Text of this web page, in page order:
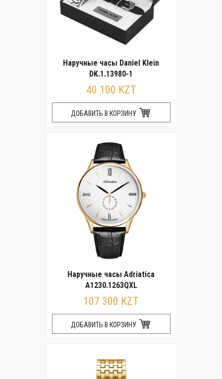
Наручные часы Daniel Klein
DK.1.13980-1
40 100 KZT
ДОБАВИТЬ В КОРЗИНУ
Наручные часы Adriatica
A1230.1263QXL
107 300 KZT
ДОБАВИТЬ В КОРЗИНУ